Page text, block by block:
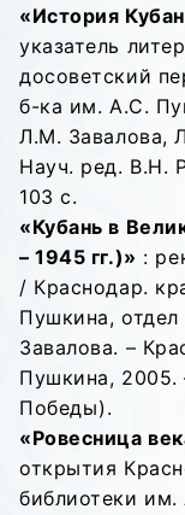
«История
указатель
досоветский
б-ка им. А.С.
Л.М. Завалова,
Науч. ред. В.Н.
103 с.
«Кубань в
– 1945 гг.)» :
/ Краснодар.
Пушкина,
Завалова. –
Пушкина, 2005.
Победы).
«Ровесница
открытия
библиотеки